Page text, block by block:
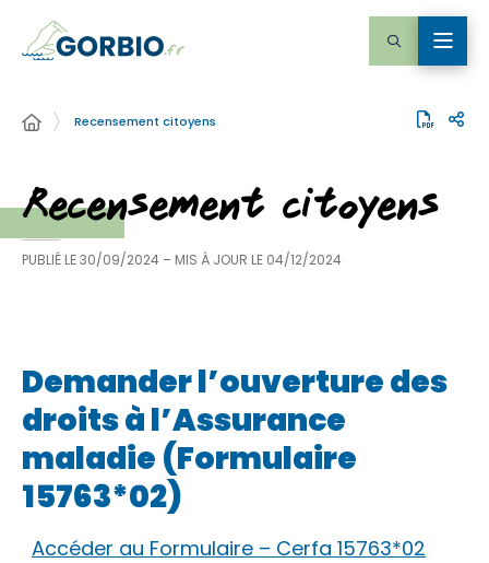
Recensement citoyens
Recensement citoyens
PUBLIÉ LE30/09/2024 – MIS À JOUR LE 04/12/2024
Demander l’ouverture des
droits à l’Assurance
maladie (Formulaire
15763*02)
Accéder au Formulaire – Cerfa 15763*02